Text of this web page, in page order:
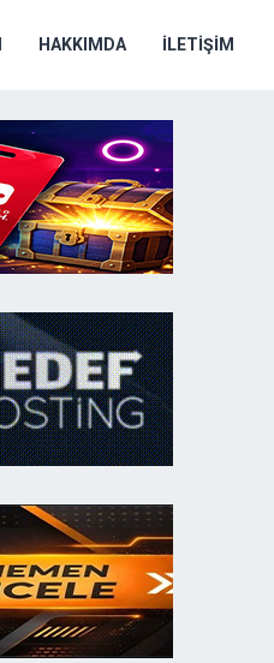
HAKKIMDA İLETIŞIM